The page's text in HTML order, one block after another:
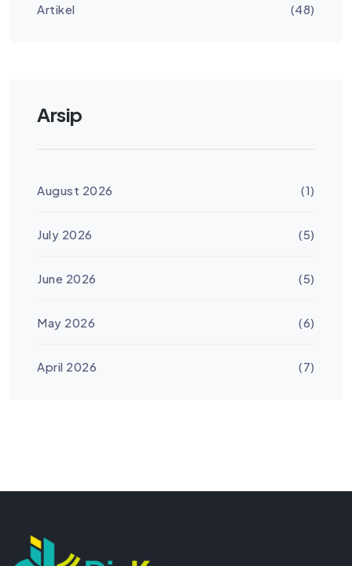
Artikel (48)
Arsip
August 2026 (1)
July 2026 (5)
June 2026 (5)
May 2026 (6)
April 2026 (7)